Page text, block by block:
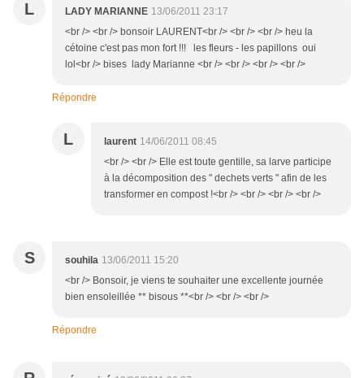
L LADY MARIANNE 13/06/2011 23:17
<br /> <br /> bonsoir LAURENT<br /> <br /> <br /> heu la
cétoine c'est pas mon fort !!! les fleurs - les papillons oui
lol<br /> bises lady Marianne <br /> <br /> <br /> <br />
Répondre
L laurent 14/06/2011 08:45
<br /> <br /> Elle est toute gentille, sa larve participe
à la décomposition des " dechets verts " afin de les
transformer en compost !<br /> <br /> <br /> <br />
S souhila 13/06/2011 15:20
<br /> Bonsoir, je viens te souhaiter une excellente journée
bien ensoleillée ** bisous **<br /> <br /> <br />
Répondre